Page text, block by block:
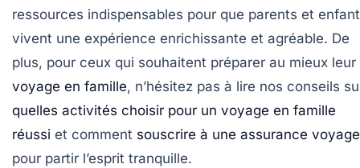
ressources indispensables pour que parents et
vivent une expérience enrichissante et agréable. De
plus, pour ceux qui souhaitent préparer au mieux leur
voyage en famille, n’hésitez pas à lire nos conseils
quelles activités choisir pour un voyage en famille
réussi et comment souscrire à une assurance voyage
pour partir l’esprit tranquille.